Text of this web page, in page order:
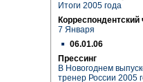
Итоги 2005 года
Корреспондентский
7 Января
06.01.06
Прессинг
В Новогоднем
тренер России 2005